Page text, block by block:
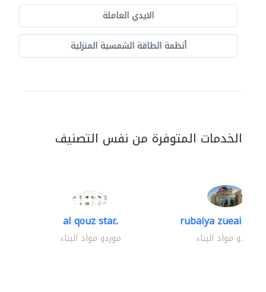
الايدي العاملة
أنظمة الطاقة الشمسية المنزلية
الخدمات المتوفرة من نفس التصنيف
al qouz star..
موردو مواد البناء
rubaiya zueaid
موردو مواد البناء